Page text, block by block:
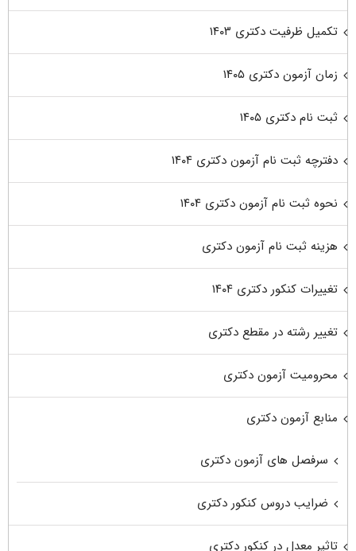
تکمیل ظرفیت دکتری ۱۴۰۳
زمان آزمون دکتری ۱۴۰۵
ثبت نام دکتری ۱۴۰۵
دفترچه ثبت نام آزمون دکتری ۱۴۰۴
نحوه ثبت نام آزمون دکتری ۱۴۰۴
هزینه ثبت نام آزمون دکتری
تغییرات کنکور دکتری ۱۴۰۴
تغییر رشته در مقطع دکتری
محرومیت آزمون دکتری
منابع آزمون دکتری
سرفصل های آزمون دکتری
ضرایب دروس کنکور دکتری
تاثیر معدل در کنکور دکتری